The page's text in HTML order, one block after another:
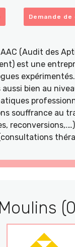
Demande
(Audit des
est une
bien au
souffrance au
Moulins